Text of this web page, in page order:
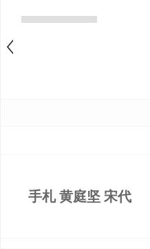
手札 黄庭坚 宋代